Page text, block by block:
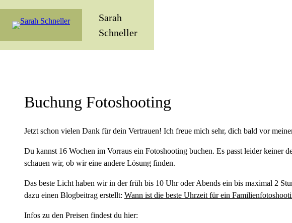
Sarah
Schneller
Buchung Fotoshooting
Jetzt schon vielen Dank für dein Vertrauen! Ich freue mich sehr, dich bald vor
Du kannst 16 Wochen im Vorraus ein Fotoshooting buchen. Es passt leider keiner
schauen wir, ob wir eine andere Lösung finden.
Das beste Licht haben wir in der früh bis 10 Uhr oder Abends ein bis maximal 2
dazu einen Blogbeitrag erstellt: Wann ist die beste Uhrzeit für ein
Infos zu den Preisen findest du hier: